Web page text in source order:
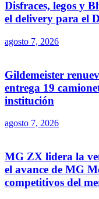
Disfraces, legos y
el delivery para el
agosto 7, 2026
Gildemeister
entrega 19
institución
agosto 7, 2026
MG ZX lidera la
el avance de MG
competitivos del